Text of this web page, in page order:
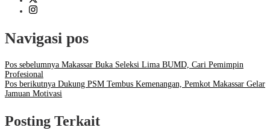
Navigasi pos
Pos sebelumnya Makassar Buka Seleksi Lima BUMD, Cari Pemimpin
Profesional
Pos berikutnya Dukung PSM Tembus Kemenangan, Pemkot Makassar Gelar
Jamuan Motivasi
Posting Terkait